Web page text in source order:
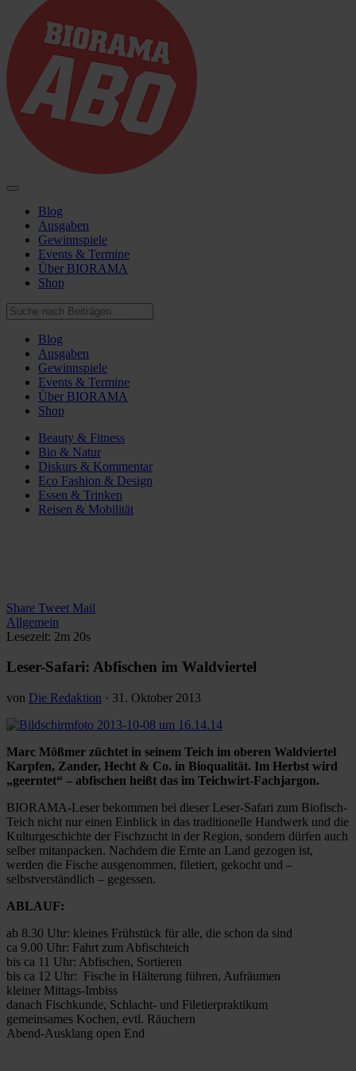
Blog
Ausgaben
Gewinnspiele
Events & Termine
Über BIORAMA
Shop
Blog
Ausgaben
Gewinnspiele
Events & Termine
Über BIORAMA
Shop
Beauty & Fitness
Bio & Natur
Diskurs & Kommentar
Eco Fashion & Design
Essen & Trinken
Reisen & Mobilität
Share Tweet Mail
Allgemein
Lesezeit: 2m 20s
Leser-Safari: Abfischen im Waldviertel
von Die Redaktion · 31. Oktober 2013
Marc Mößmer züchtet in seinem Teich im oberen Waldviertel
Karpfen, Zander, Hecht & Co. in Bioqualität. Im Herbst wird
„geerntet“ – abfischen heißt das im Teichwirt-Fachjargon.
BIORAMA-Leser bekommen bei dieser Leser-Safari zum Biofisch-
Teich nicht nur einen Einblick in das traditionelle Handwerk und die
Kulturgeschichte der Fischzucht in der Region, sondern dürfen auch
selber mitanpacken. Nachdem die Ernte an Land gezogen ist,
werden die Fische ausgenommen, filetiert, gekocht und –
selbstverständlich – gegessen.
ABLAUF:
ab 8.30 Uhr: kleines Frühstück für alle, die schon da sind
ca 9.00 Uhr: Fahrt zum Abfischteich
bis ca 11 Uhr: Abfischen, Sortieren
bis ca 12 Uhr: Fische in Hälterung führen, Aufräumen
kleiner Mittags-Imbiss
danach Fischkunde, Schlacht- und Filetierpraktikum
gemeinsames Kochen, evtl. Räuchern
Abend-Ausklang open End